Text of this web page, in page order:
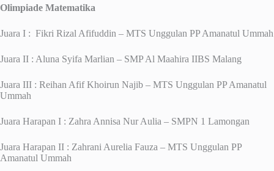
Olimpiade Matematika
Juara I : Fikri Rizal Afifuddin – MTS Unggulan PP Amanatul Ummah
Juara II : Aluna Syifa Marlian – SMP Al Maahira IIBS Malang
Juara III : Reihan Afif Khoirun Najib – MTS Unggulan PP Amanatul
Ummah
Juara Harapan I : Zahra Annisa Nur Aulia – SMPN 1 Lamongan
Juara Harapan II : Zahrani Aurelia Fauza – MTS Unggulan PP
Amanatul Ummah